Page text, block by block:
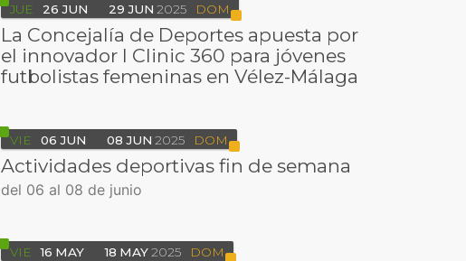
JUE 26 JUN 29 JUN 2025 DOM
La Concejalía de Deportes apuesta por
el innovador I Clinic 360 para jóvenes
futbolistas femeninas en Vélez-Málaga
VIE 06 JUN 08 JUN 2025 DOM
Actividades deportivas fin de semana
del 06 al 08 de junio
VIE 16 MAY 18 MAY 2025 DOM